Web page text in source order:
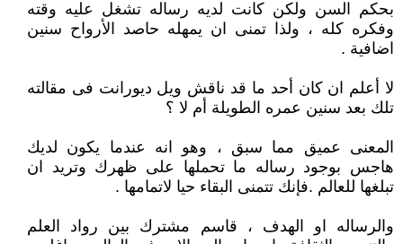
بحكم السن ولكن كانت لديه رساله تشغل عليه وقته
وفكره كله ، ولذا تمنى ان يمهله حاصد الأرواح سنين
اضافية .
لا أعلم ان كان أحد ما قد ناقش ويل ديورانت فى مقالته
تلك بعد سنين عمره الطويلة أم لا ؟
المعنى عميق مما سبق ، وهو انه عندما يكون لديك
هاجس بوجود رساله ما تحملها على ظهرك وتريد ان
تبلغها للعالم .فإنك تتمنى البقاء حيا لاتمامها .
والرساله او الهدف ، قاسم مشترك بين رواد العلم